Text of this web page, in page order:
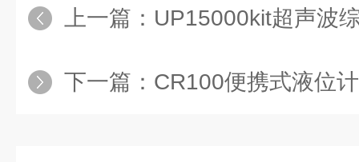
上一篇： UP15000kit超声波综合检
下一篇： CR100便携式液位计、